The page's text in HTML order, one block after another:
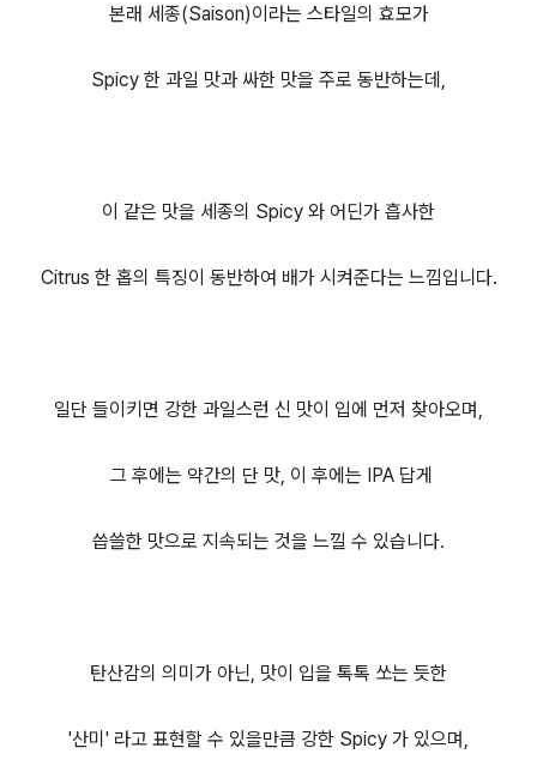
본래 세종(Saison)이라는 스타일의 효모가
Spicy 한 과일 맛과 싸한 맛을 주로 동반하는데,
이 같은 맛을 세종의 Spicy 와 어딘가 흡사한
Citrus 한 홉의 특징이 동반하여 배가 시켜준다는 느낌입니다.
일단 들이키면 강한 과일스런 신 맛이 입에 먼저 찾아오며,
그 후에는 약간의 단 맛, 이 후에는 IPA 답게
씁쓸한 맛으로 지속되는 것을 느낄 수 있습니다.
탄산감의 의미가 아닌, 맛이 입을 톡톡 쏘는 듯한
'산미' 라고 표현할 수 있을만큼 강한 Spicy 가 있으며,